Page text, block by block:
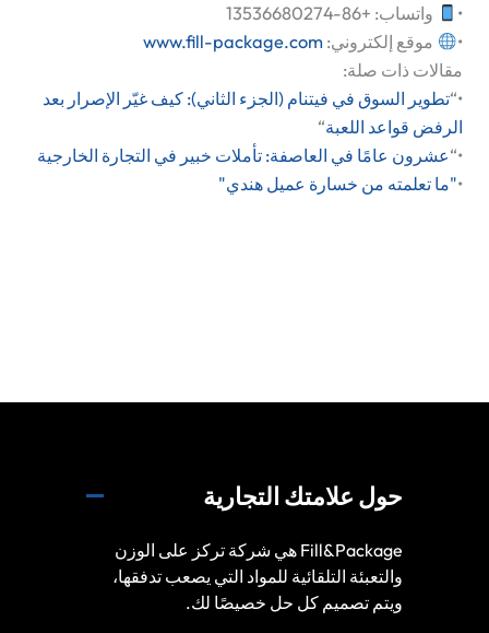
•
واتساب: +86-13536680274
•
موقع إلكتروني:
www.fill-package.com
مقالات ذات صلة:
•
“تطوير السوق في فيتنام (الجزء الثاني): كيف غيّر الإصرار بعد
الرفض قواعد اللعبة“
•
“عشرون عامًا في العاصفة: تأملات خبير في التجارة الخارجية
•"ما تعلمته من خسارة عميل هندي"
حول علامتك التجارية
Fill&Package هي شركة تركز على الوزن
والتعبئة التلقائية للمواد التي يصعب تدفقها،
ويتم تصميم كل حل خصيصًا لك.